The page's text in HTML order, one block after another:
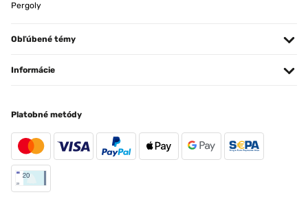
Pergoly
Obľúbené témy
Informácie
Platobné metódy